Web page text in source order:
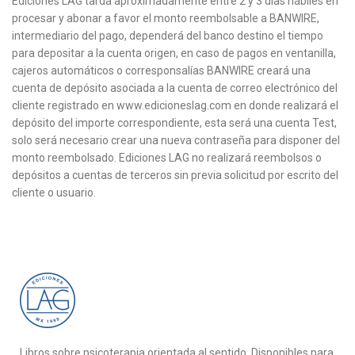
procesar y abonar a favor el monto reembolsable a BANWIRE,
intermediario del pago, dependerá del banco destino el tiempo
para depositar a la cuenta origen, en caso de pagos en ventanilla,
cajeros automáticos o corresponsalías BANWIRE creará una
cuenta de depósito asociada a la cuenta de correo electrónico del
cliente registrado en www.edicioneslag.com en donde realizará el
depósito del importe correspondiente, esta será una cuenta Test,
solo será necesario crear una nueva contraseña para disponer del
monto reembolsado. Ediciones LAG no realizará reembolsos o
depósitos a cuentas de terceros sin previa solicitud por escrito del
cliente o usuario.